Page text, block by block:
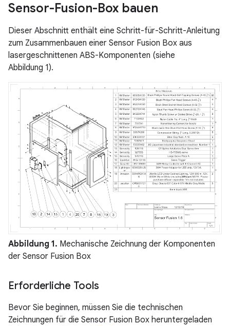
Sensor-Fusion-Box bauen
Dieser Abschnitt enthält eine Schritt-für-Schritt-Anleitung
zum Zusammenbauen einer Sensor Fusion Box aus
lasergeschnittenen ABS-Komponenten (siehe
Abbildung 1).
Abbildung 1. Mechanische Zeichnung der Komponenten
der Sensor Fusion Box
Erforderliche Tools
Bevor Sie beginnen, müssen Sie die technischen
Zeichnungen für die Sensor Fusion Box heruntergeladen